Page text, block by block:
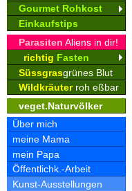
Gourmet Rohkost
Einkaufstips
Parasiten Aliens in dir!
richtig Fasten
Süssgrasgrünes Blut
Wildkräuterroh eßbar
veget.Naturvölker
Über mich
meine Mama
mein Papa
Öffentlichk.-Arbeit
Kunst-Ausstellungen